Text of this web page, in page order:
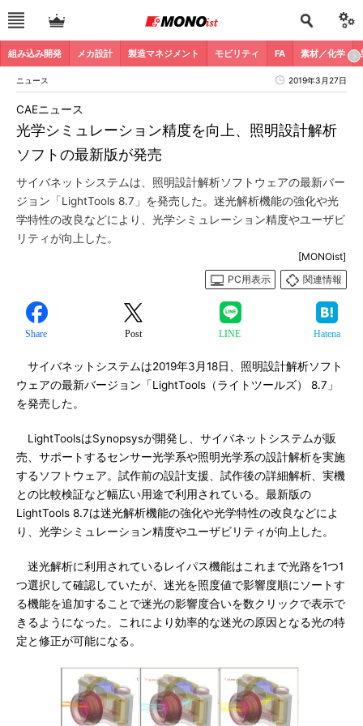
組み込み開発 メカ設計 製造マネジメント モビリティ FA 素材／化学
ニュース 2019年3月27日
光学シミュレーション精度を向上、照明設計解析
ソフトの最新版が発売
CAEニュース
サイバネットシステムは、照明設計解析ソフトウェアの最新バー
ジョン「LightTools 8.7」を発売した。迷光解析機能の強化や光
学特性の改良などにより、光学シミュレーション精度やユーザビ
リティが向上した。
[MONOist]
PC用表示
関連情報
Share Post LINE Hatena
サイバネットシステムは2019年3月18日、照明設計解析ソフト
ウェアの最新バージョン「LightTools（ライトツールズ） 8.7」
を発売した。
LightToolsはSynopsysが開発し、サイバネットシステムが販
売、サポートするセンサー光学系や照明光学系の設計解析を実施
するソフトウェア。試作前の設計支援、試作後の詳細解析、実機
との比較検証など幅広い用途で利用されている。最新版の
LightTools 8.7は迷光解析機能の強化や光学特性の改良などによ
り、光学シミュレーション精度やユーザビリティが向上した。
迷光解析に利用されているレイパス機能はこれまで光路を1つ1
つ選択して確認していたが、迷光を照度値で影響度順にソートす
る機能を追加することで迷光の影響度合いを数クリックで表示で
きるようになった。これにより効率的な迷光の原因となる光の特
定と修正が可能になる。